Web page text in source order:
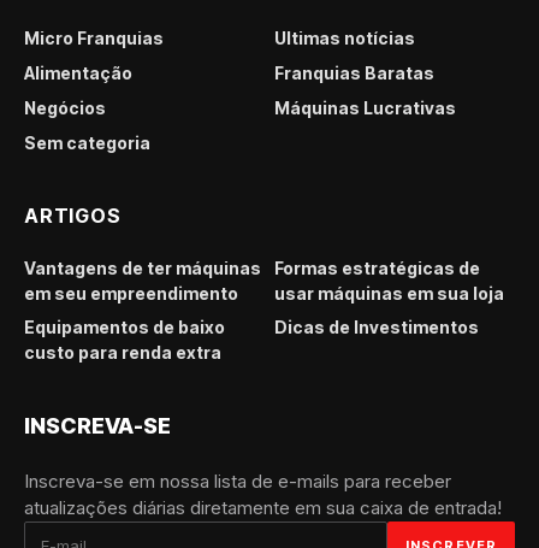
Micro Franquias
Últimas notícias
Alimentação
Franquias Baratas
Negócios
Máquinas Lucrativas
Sem categoria
ARTIGOS
Vantagens de ter máquinas
em seu empreendimento
Formas estratégicas de
usar máquinas em sua loja
Equipamentos de baixo
custo para renda extra
Dicas de Investimentos
INSCREVA-SE
Inscreva-se em nossa lista de e-mails para receber
atualizações diárias diretamente em sua caixa de entrada!